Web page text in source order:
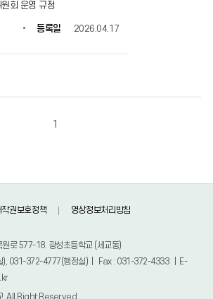
회 운영 규정
등록일 2026.04.17
1
작권보호정책 영상정보처리방침
로 577-18. 광성초등학교 (세교동)
), 031-372-4777(행정실) | Fax : 031-372-4333 | E-